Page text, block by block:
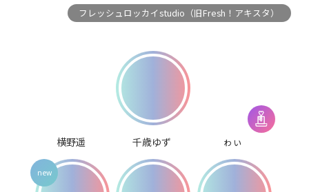
フレッシュロッカイstudio（旧Fresh！アキスタ）
横野遥 千歳ゆず ゎぃ